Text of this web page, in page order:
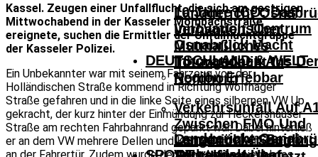
10 Jahre ICO: Das
InnovationsCentrum
Osnabrück Macht
Innovationen Aus
Region Erlebbar
Landgericht
Landgericht
Verhandelt Über
Mutmaßliches
Tötungsdelikt In
Nordhorn
Osnabrücker Beim
DEUTSCHLAND & WELT
Verkehrsunfall Auf
Zwischen FMO Und
Lengerich –
Kassel. Zeugen einer Unfallflucht, die sich am gestrigen
Mittwochabend in der Kasseler Mombachstraße
ereignete, suchen die Ermittler der Unfallfluchtgruppe
der Kasseler Polizei.
Ein Unbekannter war mit seinem Fahrzeug von der
Holländischen Straße kommend in Richtung Wolfhager
Straße gefahren und in die linke Seite eines silbernen VW Up
gekracht, der kurz hinter der Einmündung zur Heckershäuser
Straße am rechten Fahrbahnrand geparkt war. Dabei hinterließ
er an dem VW mehrere Dellen und Kratzer am Kotflügel und
an der Fahrertür. Zudem wurde der linke Außenspiegel des